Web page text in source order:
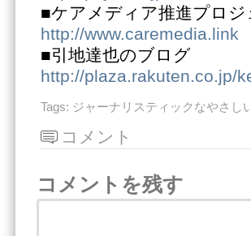
■ケアメディア推進プロジ
http://www.caremedia.link
■引地達也のブログ
http://plaza.rakuten.co.jp/
Tags: ジャーナリスティックなやさし
コメント
コメントを残す